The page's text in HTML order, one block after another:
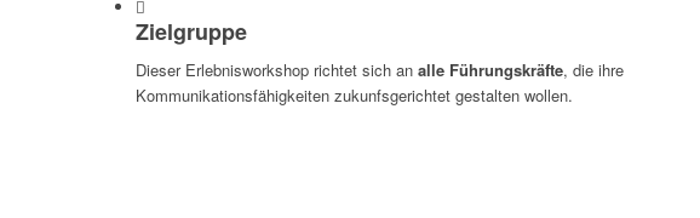
Zielgruppe
Dieser Erlebnisworkshop richtet sich an alle Führungskräfte, die ihre
Kommunikationsfähigkeiten zukunfsgerichtet gestalten wollen.